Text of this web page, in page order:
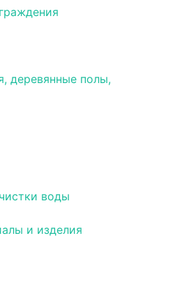
деревянные полы,
воды
и изделия